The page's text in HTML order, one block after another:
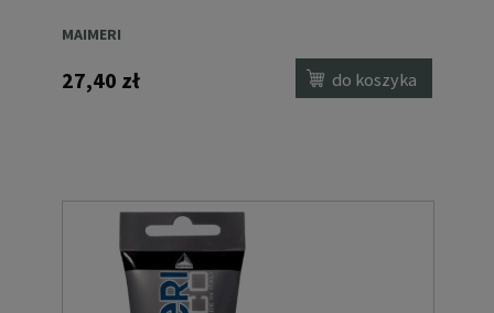
MAIMERI
27,40 zł do koszyka